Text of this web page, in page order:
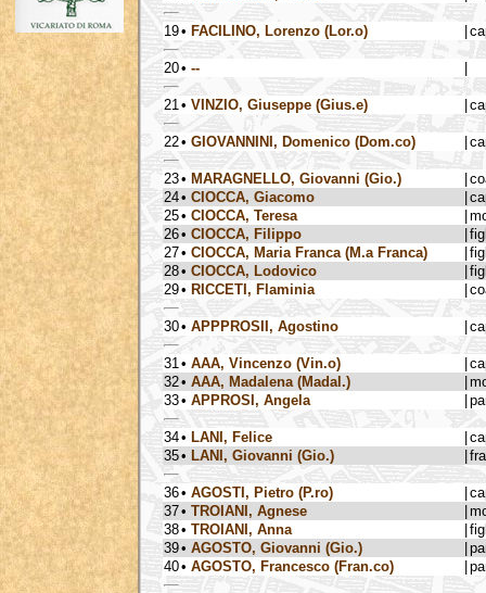
19• FACILINO, Lorenzo (Lor.o)
20• --
21 • VINZIO, Giuseppe (Gius.e)
22• GIOVANNINI, Domenico (Dom.co)
23• MARAGNELLO, Giovanni (Gio.)
24• CIOCCA, Giacomo
25• CIOCCA, Teresa
26• CIOCCA, Filippo
27• CIOCCA, Maria Franca (M.a Franca)
28• CIOCCA, Lodovico
29• RICCETI, Flaminia
30• APPPROSII, Agostino
31 • AAA, Vincenzo (Vin.o)
32• AAA, Madalena (Madal.)
33• APPROSI, Angela
34• LANI, Felice
35• LANI, Giovanni (Gio.)
36• AGOSTI, Pietro (P.ro)
37• TROIANI, Agnese
38• TROIANI, Anna
39• AGOSTO, Giovanni (Gio.)
40• AGOSTO, Francesco (Fran.co)